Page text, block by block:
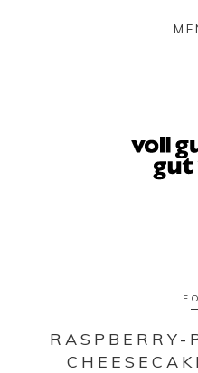
RASPBERRY-